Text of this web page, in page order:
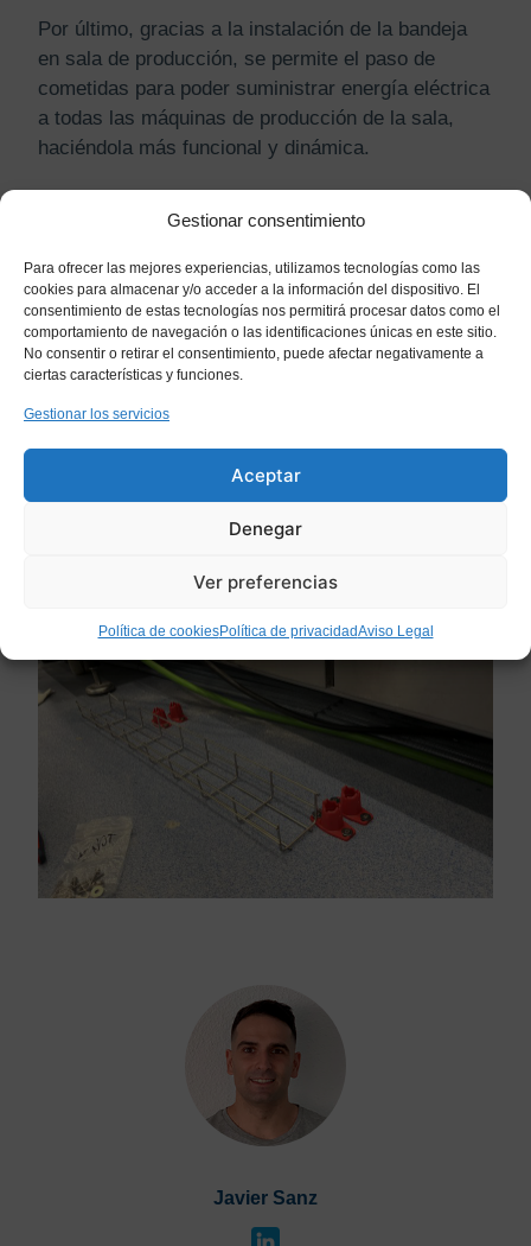
Gestionar consentimiento
Para ofrecer las mejores experiencias, utilizamos tecnologías como las
cookies para almacenar y/o acceder a la información del dispositivo. El
consentimiento de estas tecnologías nos permitirá procesar datos como el
comportamiento de navegación o las identificaciones únicas en este sitio.
No consentir o retirar el consentimiento, puede afectar negativamente a
ciertas características y funciones.
Gestionar los servicios
Aceptar
Denegar
Ver preferencias
Política de cookiesPolítica de privacidadAviso Legal
Por último, gracias a la instalación de la bandeja
en sala de producción, se permite el paso de
cometidas para poder suministrar energía eléctrica
a todas las máquinas de producción de la sala,
haciéndola más funcional y dinámica.
Javier Sanz